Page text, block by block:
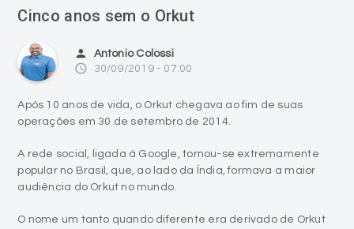
Cinco anos sem o Orkut
person Antonio Colossi
access_time 30/09/2019 - 07:00
Após 10 anos de vida, o Orkut chegava ao fim de suas
operações em 30 de setembro de 2014.
A rede social, ligada à Google, tornou-se extremamente
popular no Brasil, que, ao lado da Índia, formava a maior
audiência do Orkut no mundo.
O nome um tanto quando diferente era derivado de Orkut